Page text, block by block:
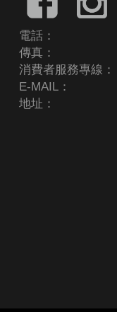
電話：
傳真：
消費者服務專線：
E-MAIL：
地址：